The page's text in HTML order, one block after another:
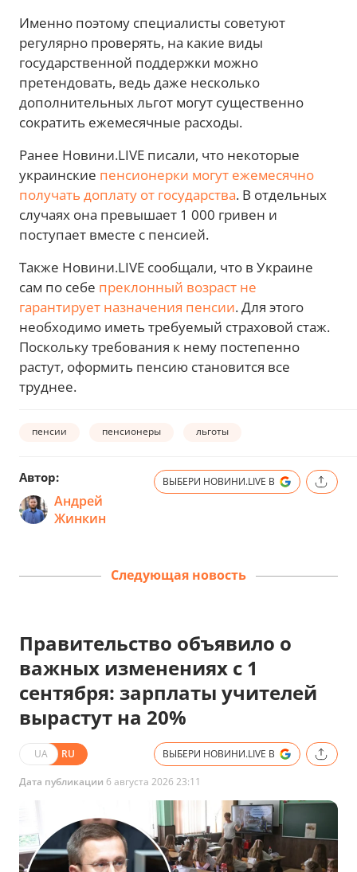
Именно поэтому специалисты советуют
регулярно проверять, на какие виды
государственной поддержки можно
претендовать, ведь даже несколько
дополнительных льгот могут существенно
сократить ежемесячные расходы.
Ранее Новини.LIVE писали, что некоторые
украинские пенсионерки могут ежемесячно
получать доплату от государства. В отдельных
случаях она превышает 1 000 гривен и
поступает вместе с пенсией.
Также Новини.LIVE сообщали, что в Украине
сам по себе преклонный возраст не
гарантирует назначения пенсии. Для этого
необходимо иметь требуемый страховой стаж.
Поскольку требования к нему постепенно
растут, оформить пенсию становится все
труднее.
пенсии пенсионеры льготы
Автор:
Андрей
Жинкин
ВЫБЕРИ НОВИНИ.LIVE В
Следующая новость
Правительство объявило о
важных изменениях с 1
сентября: зарплаты учителей
вырастут на 20%
UA RU ВЫБЕРИ НОВИНИ.LIVE В
Дата публикации 6 августа 2026 23:11